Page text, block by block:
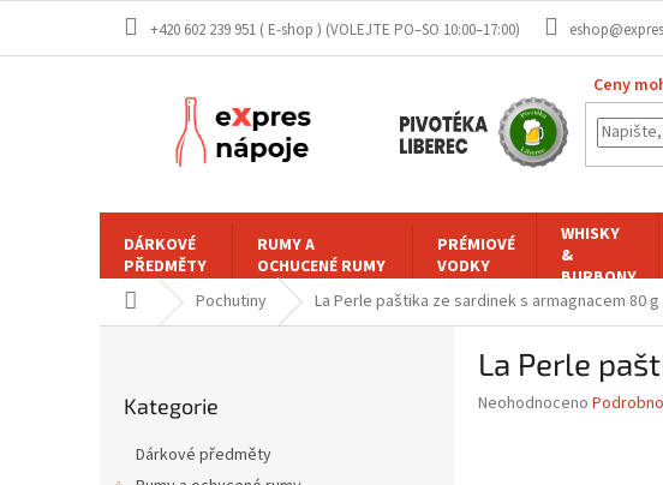
obsah
+420 602 239 951 ( E-shop )
Ceny
DÁRKOVÉ
PŘEDMĚTY
RUMY A
OCHUCENÉ RUMY
PRÉMIOVÉ
VODKY
WHISKY
&
BURBONY
Domů Pochutiny La Perle paštika ze sardinek s armagnacem 80 g
kategorie
Kategorie
Dárkové předměty
La Perle
Průměrné
Neohodnoceno